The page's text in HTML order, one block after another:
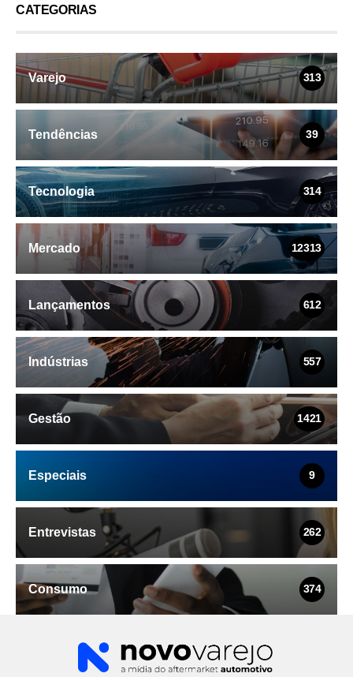
CATEGORIAS
Varejo 313
Tendências 39
Tecnologia 314
Mercado 12313
Lançamentos 612
Indústrias 557
Gestão 1421
Especiais 9
Entrevistas 262
Consumo 374